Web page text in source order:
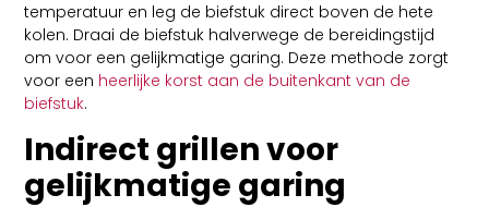
temperatuur en leg de biefstuk direct boven de hete
kolen. Draai de biefstuk halverwege de bereidingstijd
om voor een gelijkmatige garing. Deze methode zorgt
voor een heerlijke korst aan de buitenkant van de
biefstuk.
Indirect grillen voor
gelijkmatige garing